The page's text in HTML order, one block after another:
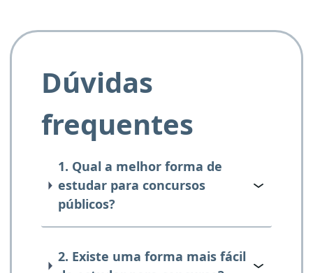
Dúvidas
frequentes
1. Qual a melhor forma de
estudar para concursos
públicos?
2. Existe uma forma mais fácil